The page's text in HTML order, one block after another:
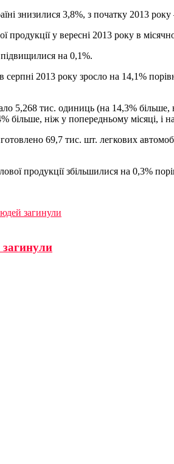
знизилися 3,8%, з початку 2013
у вересні 2013 року в
на 0,1%.
серпні 2013 року зросло на 14,1%
5,268 тис. одиниць (на 14,3%
більше, ніж у попередньому місяці, і
69,7 тис. шт. легкових
продукції збільшилися на 0,3%
загинули
загинули